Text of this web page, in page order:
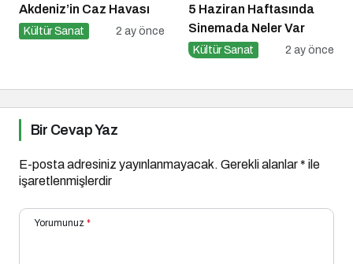
Akdeniz’in Caz Havası
Kültür Sanat 2 ay önce
5 Haziran Haftasında
Sinemada Neler Var
Kültür Sanat 2 ay önce
Bir Cevap Yaz
E-posta adresiniz yayınlanmayacak. Gerekli alanlar* ile
işaretlenmişlerdir
Yorumunuz *